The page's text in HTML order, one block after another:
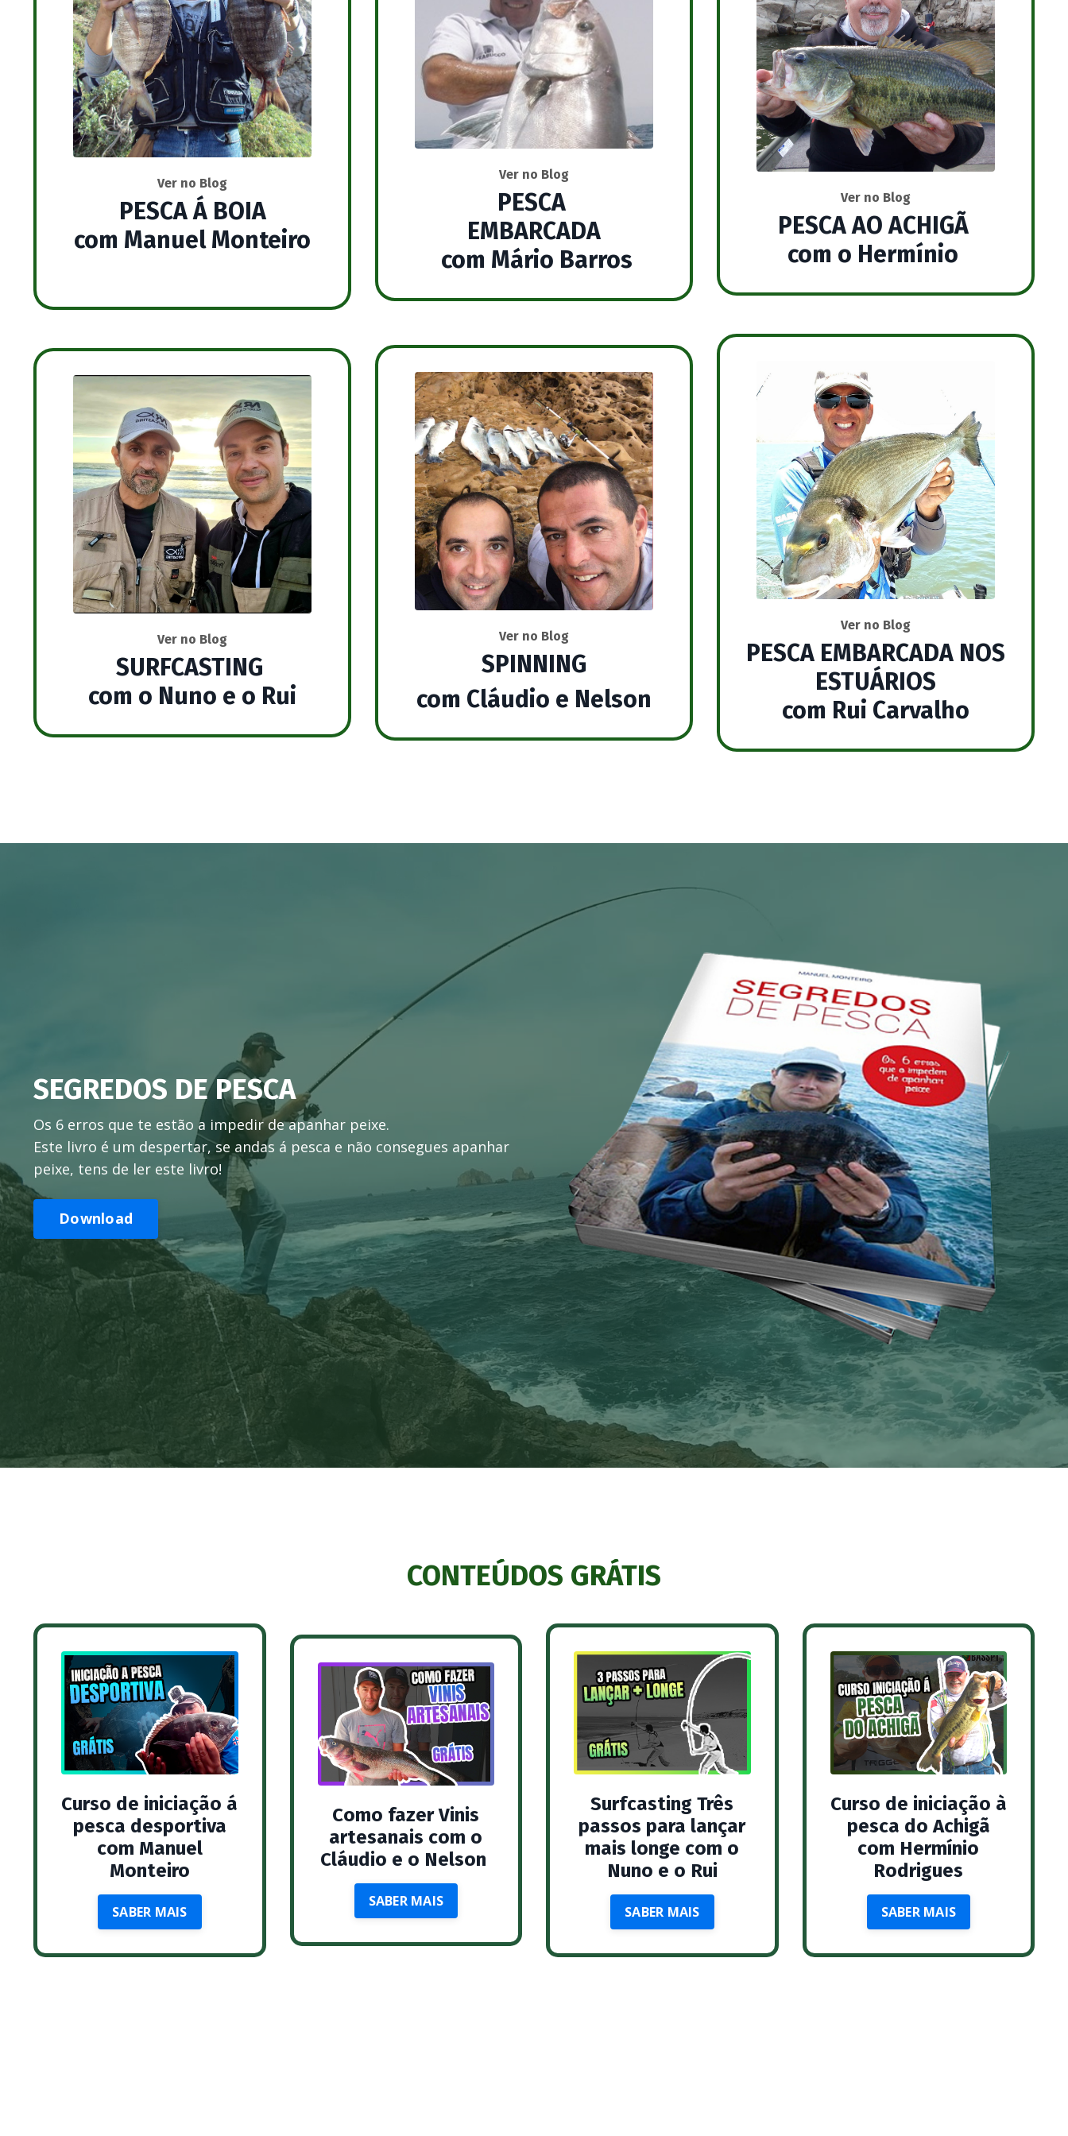
Ver no Blog
PESCA Á BOIA
com Manuel Monteiro
Ver no Blog
PESCA
EMBARCADA
com Mário Barros
Ver no Blog
PESCA AO ACHIGÃ
com o Hermínio
Ver no Blog
SURFCASTING
com o Nuno e o Rui
Ver no Blog
SPINNING
com Cláudio e Nelson
Ver no Blog
PESCA EMBARCADA NOS
ESTUÁRIOS
com Rui Carvalho
SEGREDOS DE PESCA
Os 6 erros que te estão a impedir de apanhar peixe.
Este livro é um despertar, se andas á pesca e não consegues apanhar
peixe, tens de ler este livro!
Download
CONTEÚDOS GRÁTIS
Curso de iniciação á
pesca desportiva
com Manuel
Monteiro
SABER MAIS
Como fazer Vinis
artesanais com o
Cláudio e o Nelson
SABER MAIS
Surfcasting Três
passos para lançar
mais longe com o
Nuno e o Rui
SABER MAIS
Curso de iniciação à
pesca do Achigã
com Hermínio
Rodrigues
SABER MAIS